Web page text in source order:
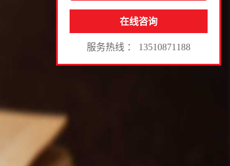
在线咨询
服务热线 ： 13510871188